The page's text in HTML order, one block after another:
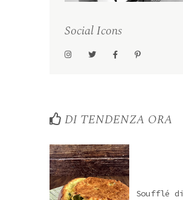
Social Icons
DI TENDENZA ORA
Soufflé di